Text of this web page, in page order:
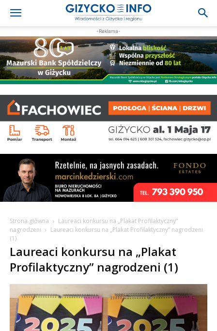
-Reklama-
Strona główna
Laureaci konkursu na „Plakat Profilaktyczny”
nagrodzeni
Laureaci konkursu na „Plakat Profilaktyczny” nagrodzeni
(1)
Laureaci konkursu na „Plakat
Profilaktyczny” nagrodzeni (1)